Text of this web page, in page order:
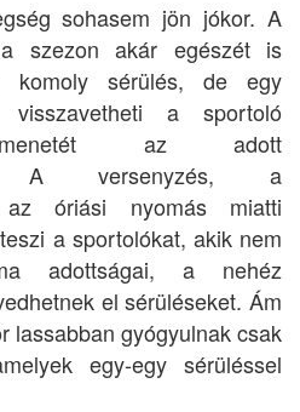
sohasem jön jókor. A
szezon akár egészét is
komoly sérülés, de egy
a sportoló
menetét az adott
A versenyzés, a
az óriási nyomás miatti
a sportolókat, akik nem
adottságai, a nehéz
el sérüléseket. Ám
lassabban gyógyulnak csak
egy-egy sérüléssel